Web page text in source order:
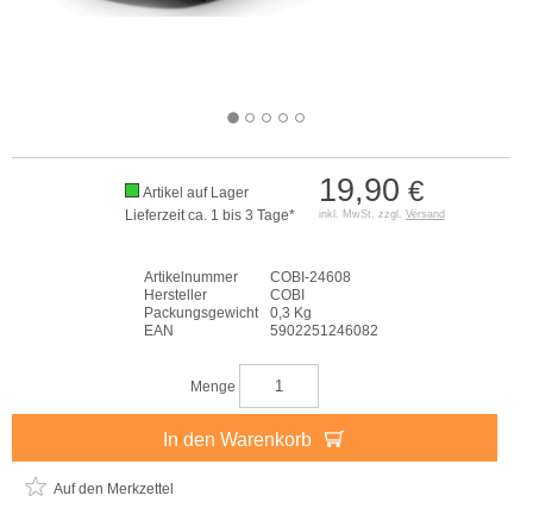
19,90 €
inkl. MwSt. zzgl. Versand
Artikel auf Lager
Lieferzeit ca. 1 bis 3 Tage*
Artikelnummer
COBI-24608
Hersteller
COBI
Packungsgewicht
0,3 Kg
EAN
5902251246082
Menge
In den Warenkorb
Auf den Merkzettel